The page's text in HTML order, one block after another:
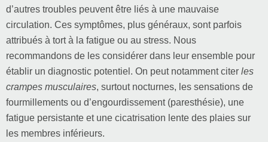
d’autres troubles peuvent être liés à une mauvaise
circulation. Ces symptômes, plus généraux, sont parfois
attribués à tort à la fatigue ou au stress. Nous
recommandons de les considérer dans leur ensemble pour
établir un diagnostic potentiel. On peut notamment citer les
crampes musculaires, surtout nocturnes, les sensations de
fourmillements ou d’engourdissement (paresthésie), une
fatigue persistante et une cicatrisation lente des plaies sur
les membres inférieurs.